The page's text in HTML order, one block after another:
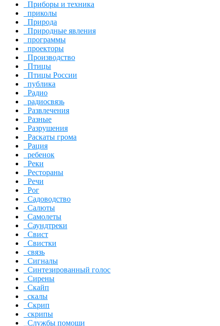
Приборы и техника
приколы
Природа
Природные явления
программы
проекторы
Производство
Птицы
Птицы России
публика
Радио
радиосвязь
Развлечения
Разные
Разрушения
Раскаты грома
Рация
ребенок
Реки
Рестораны
Речи
Рог
Садоводство
Салюты
Самолеты
Саундтреки
Свист
Свистки
связь
Сигналы
Синтезированный голос
Сирены
Скайп
скалы
Скрип
скрипы
Службы помощи